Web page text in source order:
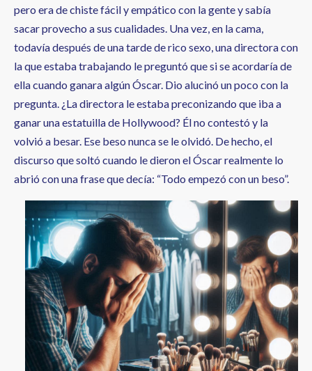
pero era de chiste fácil y empático con la gente y sabía
sacar provecho a sus cualidades. Una vez, en la cama,
todavía después de una tarde de rico sexo, una directora con
la que estaba trabajando le preguntó que si se acordaría de
ella cuando ganara algún Óscar. Dio alucinó un poco con la
pregunta. ¿La directora le estaba preconizando que iba a
ganar una estatuilla de Hollywood? Él no contestó y la
volvió a besar. Ese beso nunca se le olvidó. De hecho, el
discurso que soltó cuando le dieron el Óscar realmente lo
abrió con una frase que decía: “Todo empezó con un beso”.